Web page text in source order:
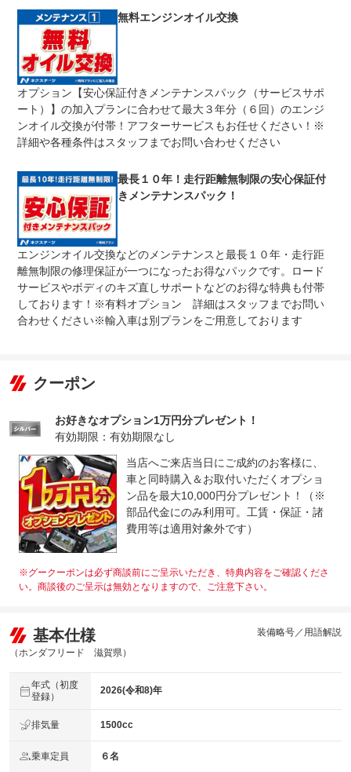
修理回数 無制限
上限金額
車両本体価格
期間中は何度でも修理可能！修理金額は車両本体価格の１
００％までしっかり保証します。車両本体価格５０万円以
下の場合は５０万円まで保証します。
免責金
無し
保証修理の対象となる場合は、お客様の費用負担は一切ご
ざいません。
保証修理
全国のネクステージで受付可能！ご遠方でネクステージに
は、スタッフまでお気軽にお尋ねください。
法定整備 整備無 車両状態については販売店にご確認ください
法定整備
について
-
無料エンジンオイル交換
オプション【安心保証付きメンテナンスパック（サービスサポ
ート）】の加入プランに合わせて最大３年分（６回）のエンジ
ンオイル交換が付帯！アフターサービスもお任せください！※
詳細や各種条件はスタッフまでお問い合わせください
最長１０年！走行距離無制限の安心保証付
きメンテナンスパック！
エンジンオイル交換などのメンテナンスと最長１０年・走行距
離無制限の修理保証が一つになったお得なパックです。ロード
サービスやボディのキズ直しサポートなどのお得な特典も付帯
しております！※有料オプション 詳細はスタッフまでお問い
合わせください※輸入車は別プランをご用意しております
クーポン
お好きなオプション1万円分プレゼント！
有効期限：有効期限なし
当店へご来店当日にご成約のお客様に、
車と同時購入＆お取付いただくオプショ
ン品を最大10,000円分プレゼント！（※
部品代金にのみ利用可。工賃・保証・諸
費用等は適用対象外です）
※グークーポンは必ず商談前にご呈示いただき、特典内容をご確認くださ
い。商談後のご呈示は無効となりますので、ご注意下さい。
基本仕様
（ホンダフリード 滋賀県）
装備略号／用語解説
年式（初度
登録）
2026(令和8)年
排気量 1500cc
乗車定員 ６名